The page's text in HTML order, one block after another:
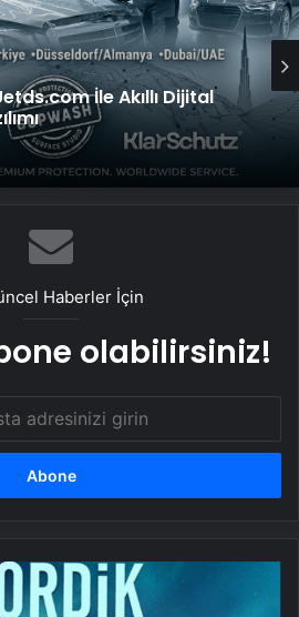
İle Akıllı Dijital
Haberler İçin
olabilirsiniz!